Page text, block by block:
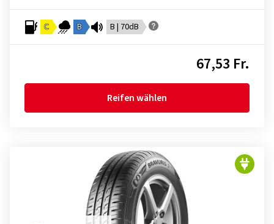
C B B | 70dB
67,53 Fr.
Reifen wählen